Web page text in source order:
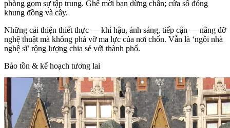
phòng gom sự tập trung. Ghế mời bạn dừng chân; cửa sổ đóng
khung đồng và cây.
Những cải thiện thiết thực — khí hậu, ánh sáng, tiếp cận — nâng đỡ
nghệ thuật mà không phá vỡ ma lực của nơi chốn. Vẫn là ‘ngôi nhà
nghệ sĩ’ rộng lượng chia sẻ với thành phố.
Bảo tồn & kế hoạch tương lai